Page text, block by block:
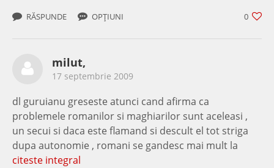
0
RĂSPUNDE OPȚIUNI
milut,
17 septembrie 2009
dl guruianu greseste atunci cand afirma ca
problemele romanilor si maghiarilor sunt aceleasi ,
un secui si daca este flamand si descult el tot striga
dupa autonomie , romani se gandesc mai mult la
citeste integral